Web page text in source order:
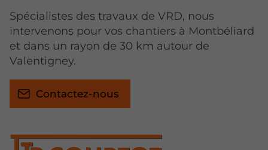
Spécialistes des travaux de VRD, nous
intervenons pour vos chantiers à Montbéliard
et dans un rayon de 30 km autour de
Valentigney.
Contactez-nous